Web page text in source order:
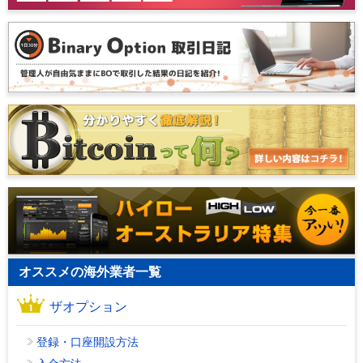
オススメの海外業者一覧
ザオプション
登録・口座開設方法